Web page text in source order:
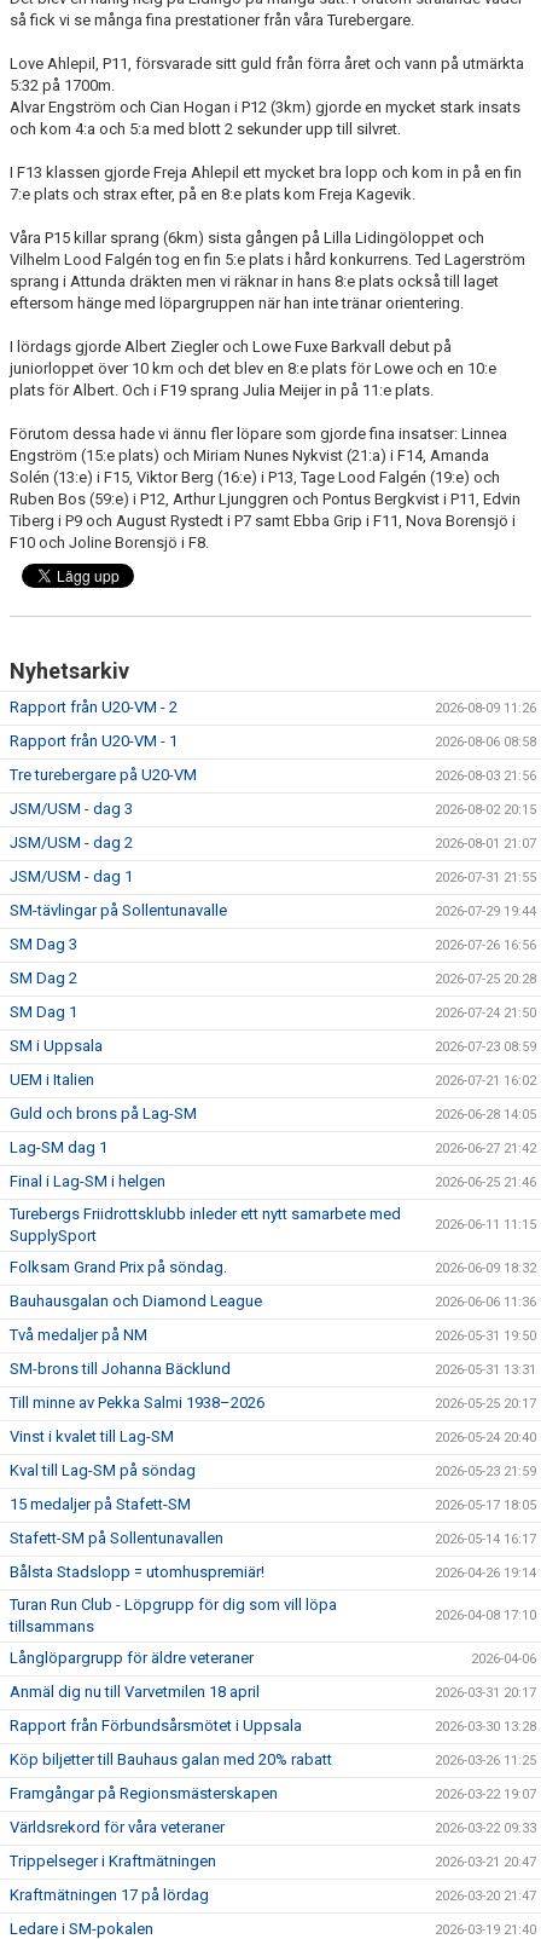
ARRANGEMANG
STATISTIK & RESULTAT
FUNKTIONÄR
TÄVLINGAR
KONTAKT
UTBILDNING
så fick vi se många fina prestationer från våra Turebergare.
Love Ahlepil, P11, försvarade sitt guld från förra året och vann på utmärkta
5:32 på 1700m.
Alvar Engström och Cian Hogan i P12 (3km) gjorde en mycket stark insats
och kom 4:a och 5:a med blott 2 sekunder upp till silvret.
I F13 klassen gjorde Freja Ahlepil ett mycket bra lopp och kom in på en fin
7:e plats och strax efter, på en 8:e plats kom Freja Kagevik.
Våra P15 killar sprang (6km) sista gången på Lilla Lidingöloppet och
Vilhelm Lood Falgén tog en fin 5:e plats i hård konkurrens. Ted Lagerström
sprang i Attunda dräkten men vi räknar in hans 8:e plats också till laget
eftersom hänge med löpargruppen när han inte tränar orientering.
I lördags gjorde Albert Ziegler och Lowe Fuxe Barkvall debut på
juniorloppet över 10 km och det blev en 8:e plats för Lowe och en 10:e
plats för Albert. Och i F19 sprang Julia Meijer in på 11:e plats.
Förutom dessa hade vi ännu fler löpare som gjorde fina insatser: Linnea
Engström (15:e plats) och Miriam Nunes Nykvist (21:a) i F14, Amanda
Solén (13:e) i F15, Viktor Berg (16:e) i P13, Tage Lood Falgén (19:e) och
Ruben Bos (59:e) i P12, Arthur Ljunggren och Pontus Bergkvist i P11, Edvin
Tiberg i P9 och August Rystedt i P7 samt Ebba Grip i F11, Nova Borensjö i
F10 och Joline Borensjö i F8.
Nyhetsarkiv
Rapport från U20-VM - 2 2026-08-09 11:26
Rapport från U20-VM - 1 2026-08-06 08:58
Tre turebergare på U20-VM 2026-08-03 21:56
JSM/USM - dag 3 2026-08-02 20:15
JSM/USM - dag 2 2026-08-01 21:07
JSM/USM - dag 1 2026-07-31 21:55
SM-tävlingar på Sollentunavalle 2026-07-29 19:44
SM Dag 3 2026-07-26 16:56
SM Dag 2 2026-07-25 20:28
SM Dag 1 2026-07-24 21:50
SM i Uppsala 2026-07-23 08:59
UEM i Italien 2026-07-21 16:02
Guld och brons på Lag-SM 2026-06-28 14:05
Lag-SM dag 1 2026-06-27 21:42
Final i Lag-SM i helgen 2026-06-25 21:46
Turebergs Friidrottsklubb inleder ett nytt samarbete med
SupplySport
2026-06-11 11:15
Folksam Grand Prix på söndag. 2026-06-09 18:32
Bauhausgalan och Diamond League 2026-06-06 11:36
Två medaljer på NM 2026-05-31 19:50
SM-brons till Johanna Bäcklund 2026-05-31 13:31
Till minne av Pekka Salmi 1938–2026 2026-05-25 20:17
Vinst i kvalet till Lag-SM 2026-05-24 20:40
Kval till Lag-SM på söndag 2026-05-23 21:59
15 medaljer på Stafett-SM 2026-05-17 18:05
Stafett-SM på Sollentunavallen 2026-05-14 16:17
Bålsta Stadslopp = utomhuspremiär! 2026-04-26 19:14
Turan Run Club - Löpgrupp för dig som vill löpa
tillsammans
2026-04-08 17:10
Långlöpargrupp för äldre veteraner 2026-04-06
Anmäl dig nu till Varvetmilen 18 april 2026-03-31 20:17
Rapport från Förbundsårsmötet i Uppsala 2026-03-30 13:28
Köp biljetter till Bauhaus galan med 20% rabatt 2026-03-26 11:25
Framgångar på Regionsmästerskapen 2026-03-22 19:07
Världsrekord för våra veteraner 2026-03-22 09:33
Trippelseger i Kraftmätningen 2026-03-21 20:47
Kraftmätningen 17 på lördag 2026-03-20 21:47
Ledare i SM-pokalen 2026-03-19 21:40